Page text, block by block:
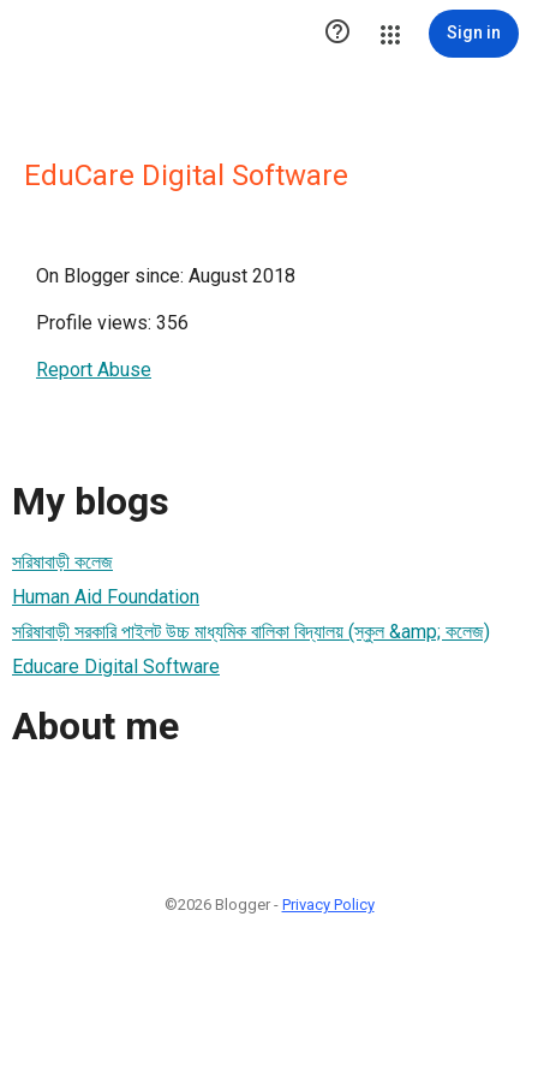
 Sign in
EduCare Digital Software
On Blogger since: August 2018
Profile views: 356
Report Abuse
My blogs
সরিষাবাড়ী কলেজ
Human Aid Foundation
সরিষাবাড়ী সরকারি পাইলট উচ্চ মাধ্যমিক বালিকা বিদ্যালয় (স্কুল &amp; কলেজ)
Educare Digital Software
About me
©2026 Blogger - Privacy Policy